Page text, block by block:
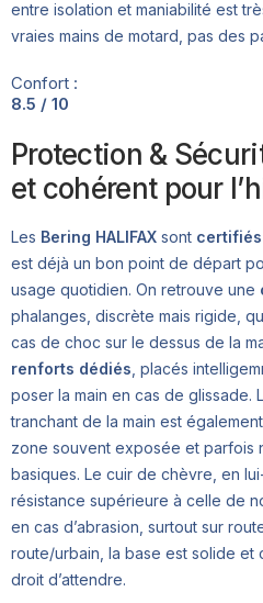
entre isolation et maniabilité est
vraies mains de motard, pas des
Confort :
8.5 / 10
Protection &
et cohérent pour
Les Bering HALIFAX sont certifiés
est déjà un bon point de départ
usage quotidien. On retrouve une
phalanges, discrète mais rigide,
cas de choc sur le dessus de la
renforts dédiés, placés
poser la main en cas de glissade.
tranchant de la main est
zone souvent exposée et parfois
basiques. Le cuir de chèvre, en
résistance supérieure à celle de
en cas d’abrasion, surtout sur
route/urbain, la base est solide et
droit d’attendre.